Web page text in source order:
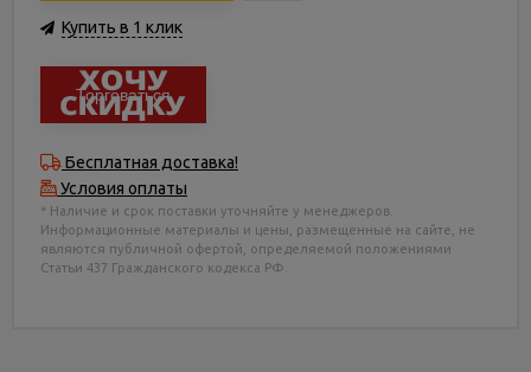
Купить в 1 клик
Торговаться
Бесплатная доставка!
Условия оплаты
* Наличие и срок поставки уточняйте у менеджеров.
Информационные материалы и цены, размещенные на сайте, не
являются публичной офертой, определяемой положениями
Статьи 437 Гражданского кодекса РФ.